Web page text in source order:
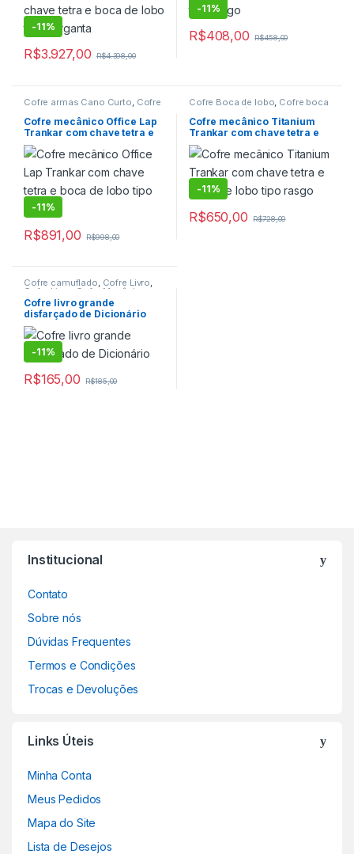
-11%
R$3.927,00 R$4.398,00
-11%
R$408,00 R$458,00
Cofre armas Cano Curto, Cofre
Cofre boca de
lobo mecânico,Cofre com
Boca de lobo,Cofre de Fixar,
Cofre Mecânico,Cofre para
Armas
Cofre para Residencias,Cofre
Cofres
Cofre mecânico Office Lap
Trankar com chave tetra e
boca de lobo tipo rasgo
-11%
R$891,00 R$998,00
Cofre Boca de lobo, Cofre boca
de lobo mecânico Cofre com
Boca de lobo,Cofre de Fixar,
Cofre Mecânico,Cofre para
Residencias,Cofre para
Residencias mecânico
para Veículos,Cofres
Cofre mecânico Titanium
Trankar com chave tetra e
boca de lobo tipo rasgo
-11%
R$650,00 R$728,00
Cofre camuflado, Cofre Livro,
Cofre Livro Cofre Mecânico
Cofre para Residencias
para Residencias mecânico
Cofres,Porta Valores,Porta
valores nacional
Cofre livro grande
disfarçado de Dicionário
-11%
R$165,00 R$185,00
Institucional
Contato
Sobre nós
Dúvidas Frequentes
Termos e Condições
Trocas e Devoluções
Links Úteis
Minha Conta
Meus Pedidos
Mapa do Site
Lista de Desejos